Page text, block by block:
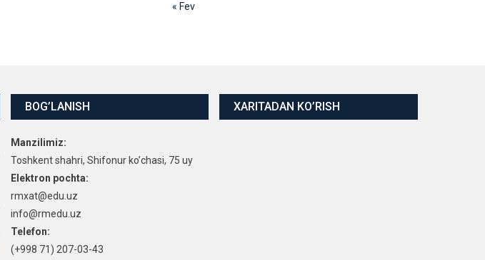
« Fev
BOG’LANISH
Manzilimiz:
Toshkent shahri, Shifonur ko’chasi, 75 uy
Elektron pochta:
rmxat@edu.uz
info@rmedu.uz
Telefon:
(+998 71) 207-03-43
XARITADAN KO’RISH